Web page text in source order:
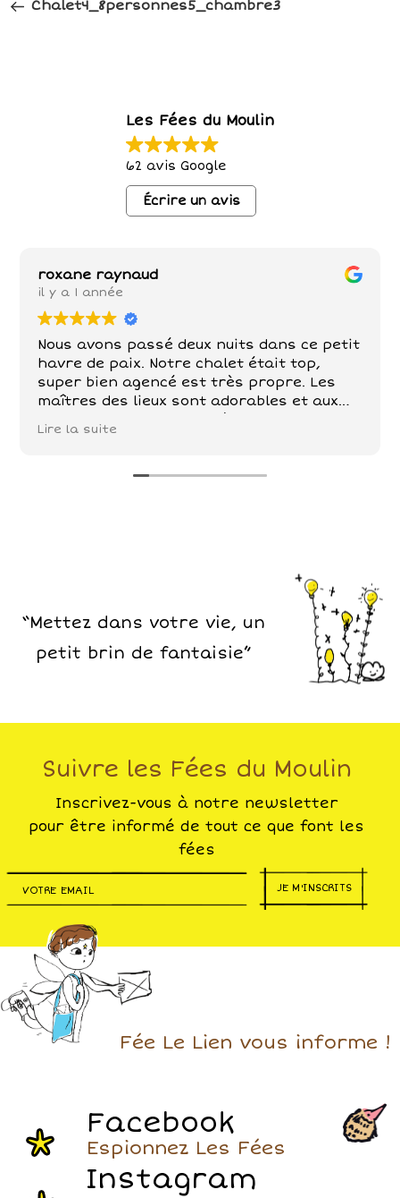
l’article
Chalet4_8personnes5_chambre3
Les Fées du Moulin
62 avis Google
Écrire un avis
roxane raynaud
il y a 1 année
Nous avons passé deux nuits dans ce petit
havre de paix. Notre chalet était top,
super bien agencé est très propre. Les
maîtres des lieux sont adorables et aux
chats sont nos compagnons dans ce petit
Lire la suite
“Mettez dans votre vie, un
petit brin de fantaisie”
Suivre les Fées du Moulin
Inscrivez-vous à notre newsletter
pour être informé de tout ce que font les
fées
JE M'INSCRITS
Fée Le Lien vous informe !
Facebook
Espionnez Les Fées
Instagram